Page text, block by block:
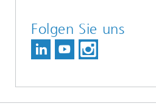
Folgen Sie uns